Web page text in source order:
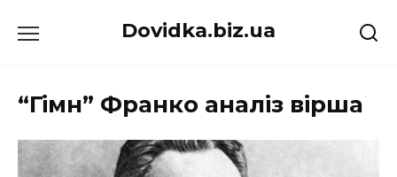
до
Dovidka.biz.ua
“Гімн” Франко аналіз вірша